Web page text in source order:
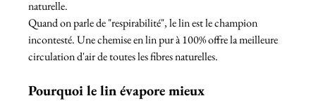
naturelle.
Quand on parle de "respirabilité", le lin est le champion
incontesté. Une chemise en lin pur à 100% offre la meilleure
circulation d'air de toutes les fibres naturelles.
Pourquoi le lin évapore mieux